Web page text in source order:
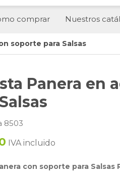
comprar Nuestros
soporte para Salsas
Panera en
8503
IVA incluido
con soporte para Salsas